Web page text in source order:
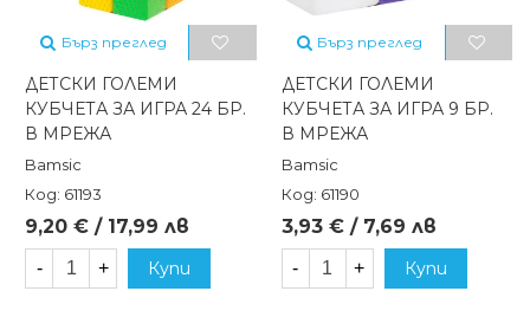
Бърз преглед
ДЕТСКИ ГОЛЕМИ
КУБЧЕТА ЗА ИГРА 24 БР.
В МРЕЖА
Bamsic
Код: 61193
9,20 € / 17,99 лв
- + Купи
Бърз преглед
ДЕТСКИ ГОЛЕМИ
КУБЧЕТА ЗА ИГРА 9 БР.
В МРЕЖА
Bamsic
Код: 61190
3,93 € / 7,69 лв
- + Купи